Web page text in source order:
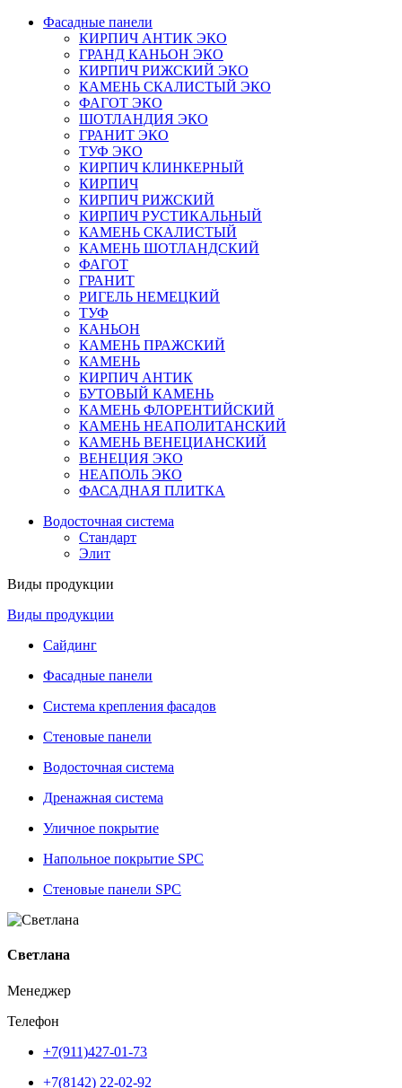
Фасадные панели
КИРПИЧ АНТИК ЭКО
ГРАНД КАНЬОН ЭКО
КИРПИЧ РИЖСКИЙ ЭКО
КАМЕНЬ СКАЛИСТЫЙ ЭКО
ФАГОТ ЭКО
ШОТЛАНДИЯ ЭКО
ГРАНИТ ЭКО
ТУФ ЭКО
КИРПИЧ КЛИНКЕРНЫЙ
КИРПИЧ
КИРПИЧ РИЖСКИЙ
КИРПИЧ РУСТИКАЛЬНЫЙ
КАМЕНЬ СКАЛИСТЫЙ
КАМЕНЬ ШОТЛАНДСКИЙ
ФАГОТ
ГРАНИТ
РИГЕЛЬ НЕМЕЦКИЙ
ТУФ
КАНЬОН
КАМЕНЬ ПРАЖСКИЙ
КАМЕНЬ
КИРПИЧ АНТИК
БУТОВЫЙ КАМЕНЬ
КАМЕНЬ ФЛОРЕНТИЙСКИЙ
КАМЕНЬ НЕАПОЛИТАНСКИЙ
КАМЕНЬ ВЕНЕЦИАНСКИЙ
ВЕНЕЦИЯ ЭКО
НЕАПОЛЬ ЭКО
ФАСАДНАЯ ПЛИТКА
Водосточная система
Стандарт
Элит
Виды продукции
Виды продукции
Сайдинг
Фасадные панели
Система крепления фасадов
Стеновые панели
Водосточная система
Дренажная система
Уличное покрытие
Напольное покрытие SPC
Стеновые панели SPC
Светлана
Менеджер
Телефон
+7(911)427-01-73
+7(8142) 22-02-92